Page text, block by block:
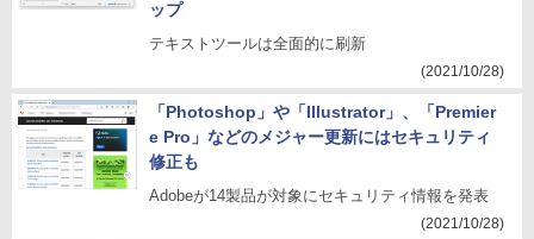
ップ
テキストツールは全面的に刷新
(2021/10/28)
「Photoshop」や「Illustrator」、「Premier
e Pro」などのメジャー更新にはセキュリティ
修正も
Adobeが14製品が対象にセキュリティ情報を発表
(2021/10/28)